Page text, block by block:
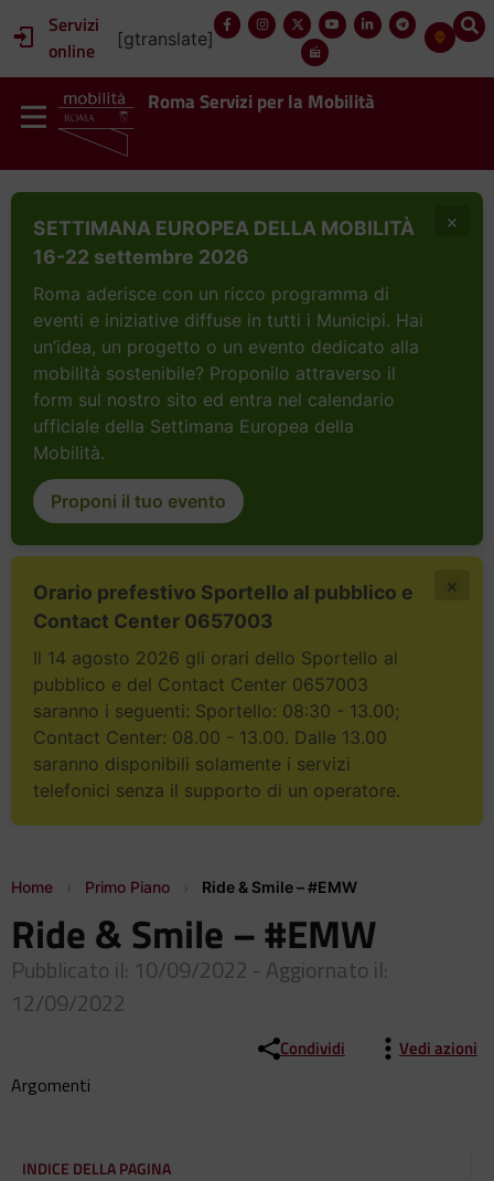
Servizi
online
[gtranslate]
Roma Servizi per la Mobilità
SETTIMANA EUROPEA DELLA MOBILITÀ
16-22 settembre 2026
Roma aderisce con un ricco programma di
eventi e iniziative diffuse in tutti i Municipi. Hai
un’idea, un progetto o un evento dedicato alla
mobilità sostenibile? Proponilo attraverso il
form sul nostro sito ed entra nel calendario
ufficiale della Settimana Europea della
Mobilità.
Proponi il tuo evento
×
Orario prefestivo Sportello al pubblico e
Contact Center 0657003
Il 14 agosto 2026 gli orari dello Sportello al
pubblico e del Contact Center 0657003
saranno i seguenti: Sportello: 08:30 - 13.00;
Contact Center: 08.00 - 13.00. Dalle 13.00
saranno disponibili solamente i servizi
telefonici senza il supporto di un operatore.
×
Home › Primo Piano › Ride & Smile – #EMW
Ride & Smile – #EMW
Pubblicato il: 10/09/2022 - Aggiornato il:
12/09/2022
Condividi Vedi azioni
Argomenti
INDICE DELLA PAGINA